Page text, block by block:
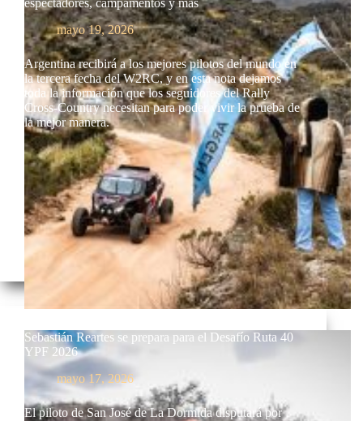
espectadores, campamentos y más
mayo 19, 2026
Argentina recibirá a los mejores pilotos del mundo en
la tercera fecha del W2RC, y en esta nota dejamos
toda la información que los seguidores del Rally
Cross-Country necesitan para poder vivir la prueba de
la mejor manera.
Sebastián Reartes se prepara para el Desafío Ruta 40
YPF 2026
mayo 17, 2026
El piloto de San José de La Dormida disputará por